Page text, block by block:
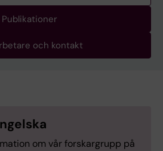
Publikationer
och kontakt
om vår forskargrupp på